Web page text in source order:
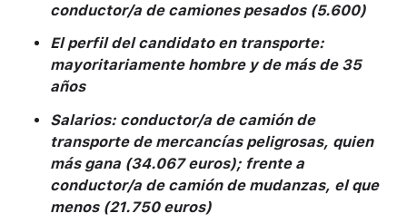
conductor/a de camiones pesados (5.600)
El perfil del candidato en transporte:
mayoritariamente hombre y de más de 35
años
Salarios: conductor/a de camión de
transporte de mercancías peligrosas, quien
más gana (34.067 euros); frente a
conductor/a de camión de mudanzas, el que
menos (21.750 euros)